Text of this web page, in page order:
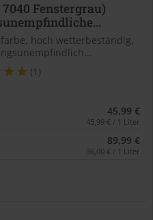
Fenstergrau)
hoch wetterbeständig,
(1)
45,99 €
45,99 € / 1 Liter
89,99 €
36,00 € / 1 Liter